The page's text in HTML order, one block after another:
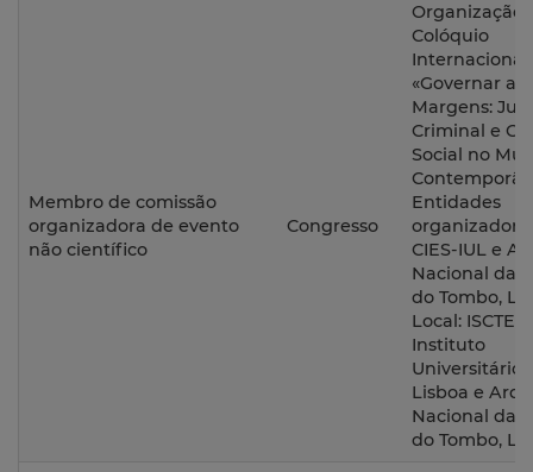
Membro de comissão
organizadora de evento
não científico
Congresso
Organização
Colóquio
Internacional
«Governar as
Margens:
Criminal e
Social no
Entidades
CIES-IUL e
Nacional da
do Tombo,
Local: ISCTE –
Instituto
Universitário
Lisboa e
Nacional da
do Tombo,